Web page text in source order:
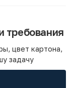
требования
цвет картона,
задачу